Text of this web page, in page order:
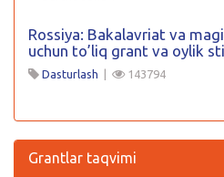
Rossiya: Bakalavriat va
uchun to’liq grant va oylik
Dasturlash | 143794
Grantlar taqvimi